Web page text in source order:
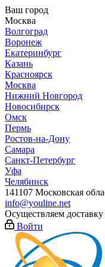
Ваш город
Москва
Волгоград
Воронеж
Екатеринбург
Казань
Красноярск
Москва
Нижний Новгород
Новосибирск
Омск
Пермь
Ростов-на-Дону
Самара
Санкт-Петербург
Уфа
Челябинск
141107 Московская
info@youline.net
Осуществляем доставку
Войти